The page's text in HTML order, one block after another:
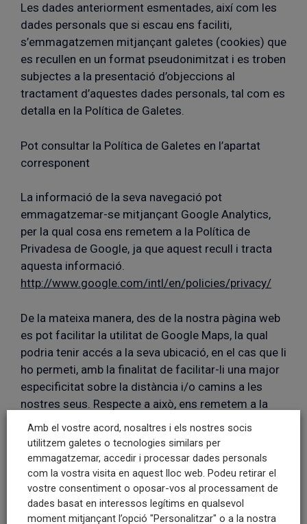
Les dades anteriorment esmentades, així com les
dades personals que si escau ens faciliti,
s’emmagatzemen mitjançant galetes (cookies) que
es recullen en un format pseudonimitzat i es troben
subjectes a la presentació d’objeccions al
tractament d’aquestes dades personals, tal com es
detalla en la Política de Galetes.
Pot consultar la Política de Galetes en l’apartat
corresponent
La informació de la seva navegació pot
emmagatzemar-se mitjançant Google Analytics,
per la qual cosa ens remetem a la Política de
Privadesa de Google, ja que aquest recull i tracta
aquesta informació.
http://www.google.com/intl/en/policies/privacy/
De la mateixa manera, des de la nostra pàgina web
es pot facilitar la utilitat de Google Maps, la qual
podria tenir accés a la seva ubicació, en el cas que li
ho permeti, amb la finalitat de facilitar-li una major
especificitat sobre la distància i/o camins a les
nostres seus. Respecte a això, ens remetem a la
política de privadesa utilitzada per Google Maps,
amb la finalitat de conèixer l’ús i tractament
d’aquestes dades
http://www.google.com/intl/en/policies/privacy/
Amb l’objecte d’oferir informació o serveis d’interès
Amb el vostre acord, nosaltres i els nostres socis
utilitzem galetes o tecnologies similars per
emmagatzemar, accedir i processar dades personals
com la vostra visita en aquest lloc web. Podeu retirar el
vostre consentiment o oposar-vos al processament de
dades basat en interessos legítims en qualsevol
moment mitjançant l’opció "Personalitzar" o a la nostra